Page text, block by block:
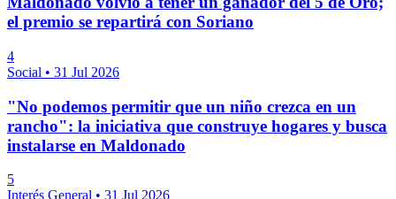
el premio se repartirá con Soriano
4
Social • 31 Jul 2026
"No podemos permitir que un niño crezca en un
rancho": la iniciativa que construye hogares y busca
instalarse en Maldonado
5
Interés General • 31 Jul 2026